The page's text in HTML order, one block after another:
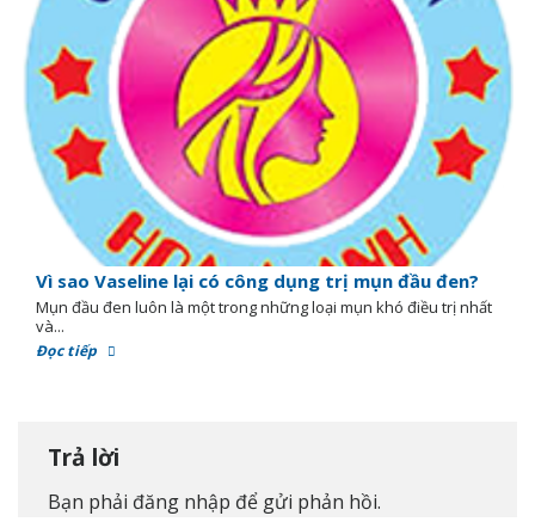
Vì sao Vaseline lại có công dụng trị mụn đầu đen?
Mụn đầu đen luôn là một trong những loại mụn khó điều trị nhất
và...
Đọc tiếp
Trả lời
Bạn phải đăng nhập để gửi phản hồi.